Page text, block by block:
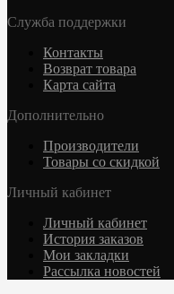
Служба поддержки
Контакты
Возврат товара
Карта сайта
Дополнительно
Производители
Товары со скидкой
Личный кабинет
Личный кабинет
История заказов
Мои закладки
Рассылка новостей